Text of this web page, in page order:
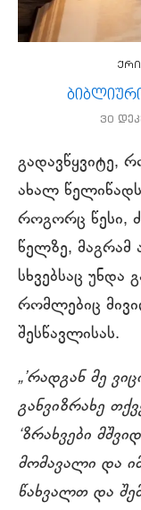
30
გადავწყვიტე,
ახალ წელიწადს
როგორც წესი,
წელზე, მაგრამ
სხვებსაც უნდა
რომლებიც
შესწავლისას.
„’რადგან მე
განვიზრახე
‘ზრახვები
მომავალი და
წახვალთ და